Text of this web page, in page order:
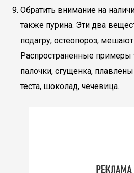
Обратить внимание на
также пурина. Эти два
подагру, остеопороз,
Распространенные
палочки, сгущенка,
теста, шоколад, чечевица.